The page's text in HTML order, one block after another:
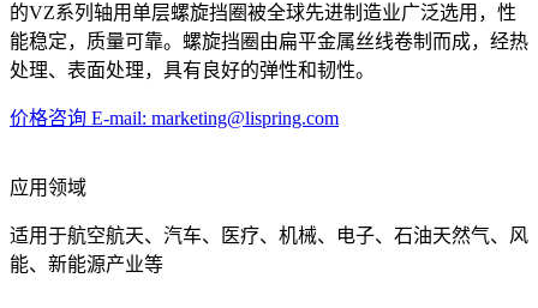
的VZ系列轴用单层螺旋挡圈被全球先进制造业广泛选用，性
能稳定，质量可靠。螺旋挡圈由扁平金属丝线卷制而成，经热
处理、表面处理，具有良好的弹性和韧性。
价格咨询 E-mail: marketing@lispring.com
应用领域
适用于航空航天、汽车、医疗、机械、电子、石油天然气、风
能、新能源产业等